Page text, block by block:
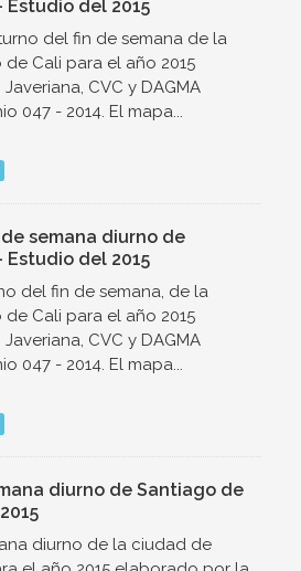
del 2015
del fin de semana de la
Cali para el año 2015
CVC y DAGMA
047 - 2014. El mapa...
semana diurno de
del 2015
del fin de semana, de la
Cali para el año 2015
CVC y DAGMA
047 - 2014. El mapa...
diurno de Santiago de
diurno de la ciudad de